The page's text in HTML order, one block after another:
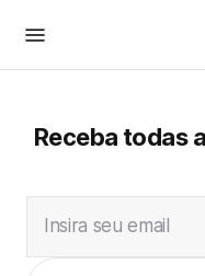
Receba todas
Insira seu email